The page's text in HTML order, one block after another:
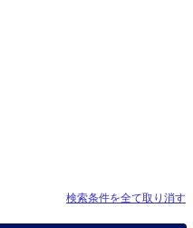
検索条件を全て取り消す